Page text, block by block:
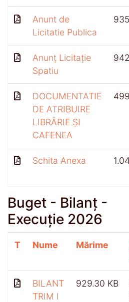
Anunt de
Licitatie Publica
Anunț Licitație
Spatiu
DOCUMENTATIE
DE ATRIBUIRE
LIBRĂRIE ȘI
CAFENEA
Schita Anexa
Buget - Bilanț -
Execuție 2026
T Nume Mărime
BILANT
TRIM I
929.30 KB